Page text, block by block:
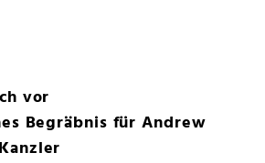
vor
Begräbnis für Andrew